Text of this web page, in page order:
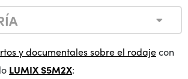
y documentales sobre el rodajecon
LUMIX S5M2X: